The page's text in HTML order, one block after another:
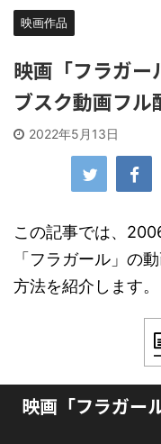
映画作品
映画「フラガー
ブスク動画フ
2022年5月13日
この記事では、
「フラガール」の
方法を紹介します。
映画「フラガー